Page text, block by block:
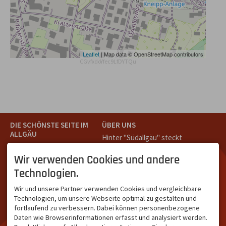
Leaflet | Map data © OpenStreetMap contributors
CGvfxdoYfec9LfDYTQu
DIE SCHÖNSTE SEITE IM
ALLGÄU
Teil des Oberallgäus. Es
verbindet die Tourismus-
Destinationen Oberstdorf,
Kleinwalsertal und beliebte
Urlaubsziele wie die
Hörnerdörfer, Alpsee-
Grünten, Oberstaufen oder
ÜBER UNS
Hinter "Südallgäu" steckt
Oberstdorf.
Unser Ziel ist ein attraktives
Leistungsträger im
südlichen Oberallgäu eine
starke Plattform bietet.
Wir verwenden Cookies und andere
Technologien.
Wir und unsere Partner verwenden Cookies und vergleichbare
Technologien, um unsere Webseite optimal zu gestalten und
fortlaufend zu verbessern. Dabei können personenbezogene
Daten wie Browserinformationen erfasst und analysiert werden.